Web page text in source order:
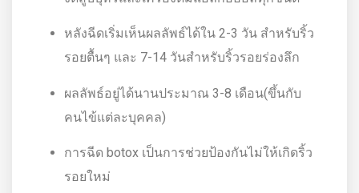
หลังฉีดเริ่มเห็นผลลัพธ์ได้ใน 2-3 วัน สำหรับริ้ว
รอยตื้นๆ และ 7-14 วันสำหรับริ้วรอยร่องลึก
ผลลัพธ์อยู่ได้นานประมาณ 3-8 เดือน(ขึ้นกับ
คนไข้แต่ละบุคคล)
การฉีด botox เป็นการช่วยป้องกันไม่ให้เกิดริ้ว
รอยใหม่